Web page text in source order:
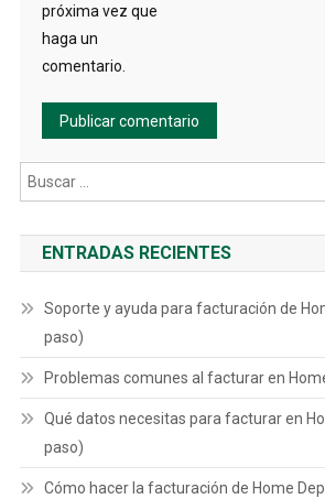
próxima vez que
haga un
comentario.
ENTRADAS RECIENTES
Soporte y ayuda para facturación de
paso)
Problemas comunes al facturar en
Qué datos necesitas para facturar en
paso)
Cómo hacer la facturación de Home